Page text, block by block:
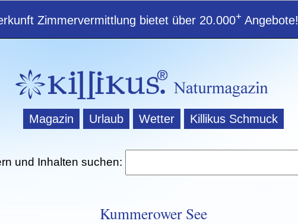
Zimmervermittlung bietet über 20.000+ Angebote!
Magazin Urlaub Wetter Killikus Schmuck
und Inhalten suchen:
Kummerower See